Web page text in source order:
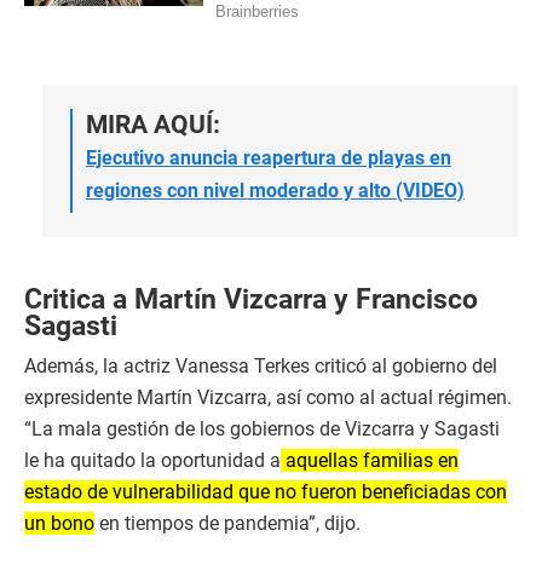
MIRA AQUÍ:
Ejecutivo anuncia reapertura de playas en
regiones con nivel moderado y alto (VIDEO)
Critica a Martín Vizcarra y Francisco
Sagasti
Además, la actriz Vanessa Terkes criticó al gobierno del
expresidente Martín Vizcarra, así como al actual régimen.
“La mala gestión de los gobiernos de Vizcarra y Sagasti
le ha quitado la oportunidad a aquellas familias en
estado de vulnerabilidad que no fueron beneficiadas con
un bono en tiempos de pandemia”, dijo.